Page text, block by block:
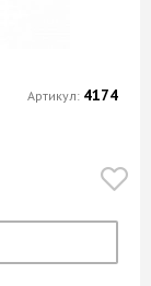
Артикул: 4174